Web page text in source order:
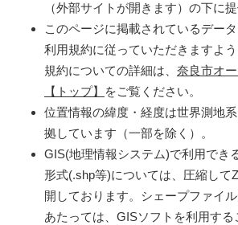
（外部サイトが開きます）の下に
このページに掲載されているデータ
利用規約に従っていただきますよ
規約についての詳細は、 奈良市オ
【トップ】
をご覧ください。
位置情報の緯度・経度は世界測地
拠しています（一部を除く）。
GIS(地理情報システム)で利用でき
形式(.shp等)については、圧縮して
開しております。シェープファイ
あたっては、GISソフトを利用す